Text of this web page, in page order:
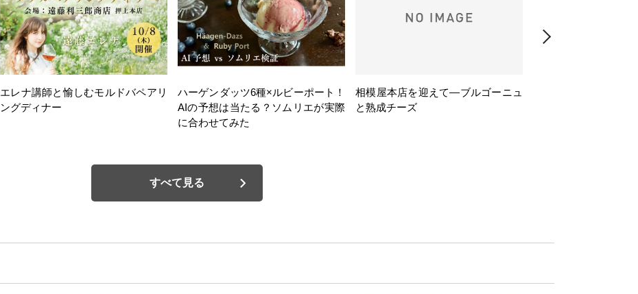
エレナ講師と愉しむモルドバペアリ
ングディナー
ハーゲンダッツ6種×ルビーポート！
AIの予想は当たる？ソムリエが実際
に合わせてみた
相模屋本店を迎えて―ブルゴーニュ
と熟成チーズ
すべて見る